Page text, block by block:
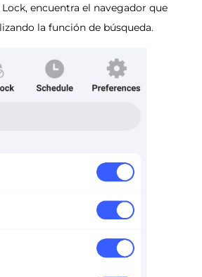
encuentra el navegador que
la función de búsqueda.